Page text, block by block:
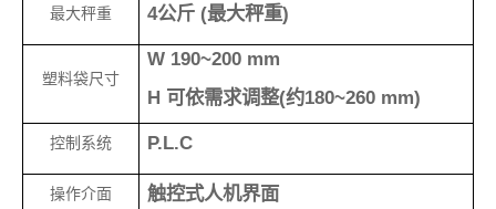
最大秤重 4公斤 (最大秤重)
塑料袋尺寸
W 190~200 mm
H 可依需求调整(约180~260 mm)
控制系统 P.L.C
操作介面 触控式人机界面